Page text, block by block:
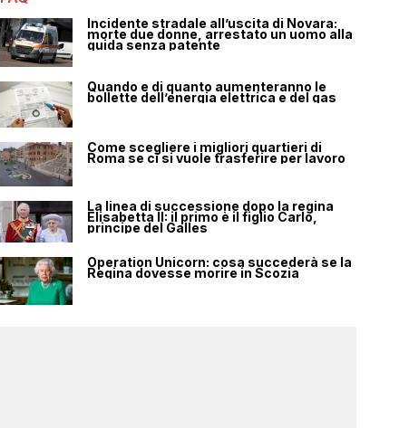
Incidente stradale all’uscita di Novara:
morte due donne, arrestato un uomo alla
guida senza patente
Quando e di quanto aumenteranno le
bollette dell’energia elettrica e del gas
Come scegliere i migliori quartieri di
Roma se ci si vuole trasferire per lavoro
La linea di successione dopo la regina
Elisabetta II: il primo è il figlio Carlo,
principe del Galles
Operation Unicorn: cosa succederà se la
Regina dovesse morire in Scozia